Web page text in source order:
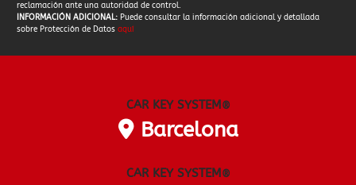
reclamación ante una autoridad de control.
INFORMACIÓN ADICIONAL: Puede consultar la información adicional y detallada
sobre Protección de Datos aquí
CAR KEY SYSTEM®
Barcelona
CAR KEY SYSTEM®